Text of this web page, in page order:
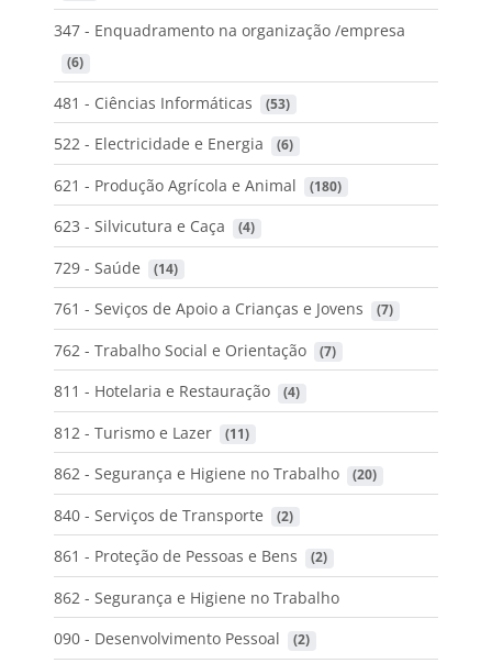
347 - Enquadramento na organização /empresa
(6)
481 - Ciências Informáticas (53)
522 - Electricidade e Energia (6)
621 - Produção Agrícola e Animal (180)
623 - Silvicutura e Caça (4)
729 - Saúde (14)
761 - Seviços de Apoio a Crianças e Jovens (7)
762 - Trabalho Social e Orientação (7)
811 - Hotelaria e Restauração (4)
812 - Turismo e Lazer (11)
862 - Segurança e Higiene no Trabalho (20)
840 - Serviços de Transporte (2)
861 - Proteção de Pessoas e Bens (2)
862 - Segurança e Higiene no Trabalho
090 - Desenvolvimento Pessoal
(2)